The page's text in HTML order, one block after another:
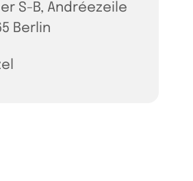
S-B, Andréezeile
Berlin